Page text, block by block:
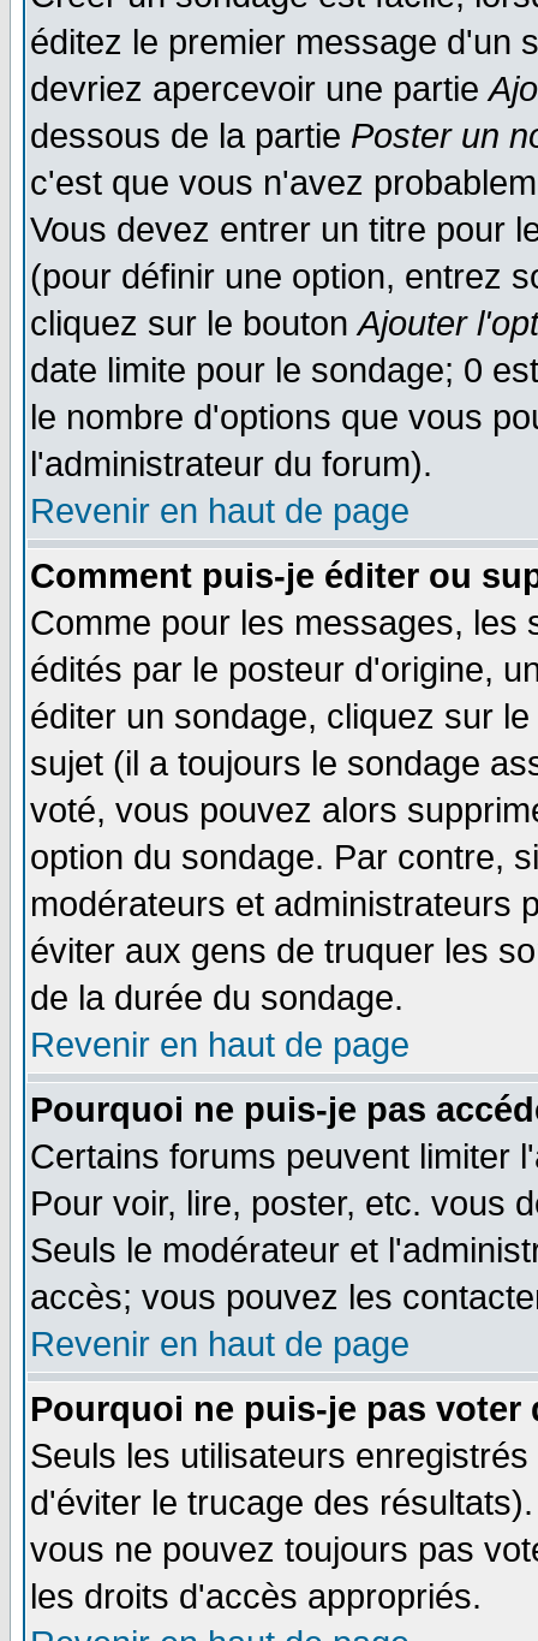
éditez le premier message d'un
devriez apercevoir une partie
dessous de la partie Poster un
c'est que vous n'avez
Vous devez entrer un titre pour
(pour définir une option, entrez
cliquez sur le boutonAjouter
date limite pour le sondage; 0
le nombre d'options que vous
l'administrateur du forum).
Revenir en haut de page
Comment puis-je éditer ou
Comme pour les messages, les
édités par le posteur d'origine,
éditer un sondage, cliquez sur
sujet (il a toujours le sondage
voté, vous pouvez alors
option du sondage. Par contre,
modérateurs et administrateurs
éviter aux gens de truquer les
de la durée du sondage.
Revenir en haut de page
Pourquoi ne puis-je pas
Certains forums peuvent limiter
Pour voir, lire, poster, etc. vous
Seuls le modérateur et
accès; vous pouvez les
Revenir en haut de page
Pourquoi ne puis-je pas voter
Seuls les utilisateurs
d'éviter le trucage des
vous ne pouvez toujours pas
les droits d'accès appropriés.